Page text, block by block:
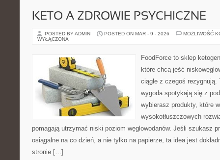
KETO A ZDROWIE PSYCHICZNE
POSTED BY ADMIN POSTED ON MAR - 9 - 2026
MOŻLIWOŚĆ
WYŁĄCZONA
FoodForce to sklep
które chcą jeść
ciągle z czegoś rezygnują.
wygoda spotykają się z
wybierasz produkty, które
wysokotłuszczowych
pomagają utrzymać niski poziom węglowodanów. Jeśli szukasz
osiągalne na co dzień, a nie tylko na papierze, ta idea jest
stronie […]